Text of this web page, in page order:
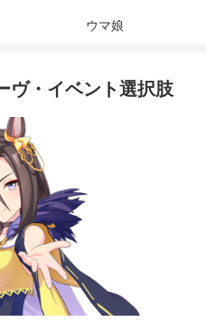
ウマ娘
ヴ・イベント選択肢